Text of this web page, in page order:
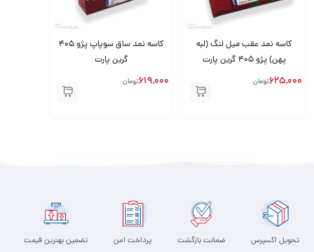
کاسه نمد عقب میل لنگ (لبه
پهن) پژو 405 گرین پارت
625,000تومان
کاسه نمد ساق سوپاپ پژو 405
گرین پارت
619,000تومان
تحویل اکسپرس ضمانت بازگشت پرداخت امن تضمین بهترین قیمت